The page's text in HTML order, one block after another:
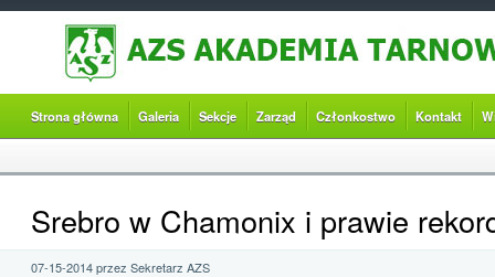
Strona główna Galeria Sekcje Zarząd Członkostwo Kontakt
Srebro w Chamonix i prawie
07-15-2014 przez Sekretarz AZS